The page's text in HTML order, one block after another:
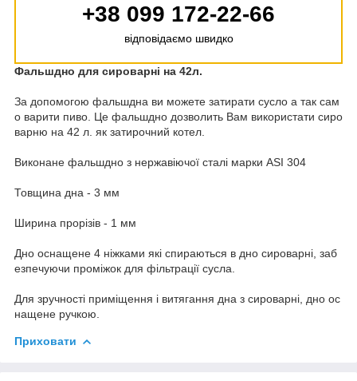
+38 099 172-22-66
відповідаємо швидко
Фальшдно для сироварні на 42л.
За допомогою фальшдна ви можете затирати сусло а так сам
о варити пиво. Це фальшдно дозволить Вам використати сиро
варню на 42 л. як затирочний котел.
Виконане фальшдно з нержавіючої сталі марки ASI 304
Товщина дна - 3 мм
Ширина прорізів - 1 мм
Дно оснащене 4 ніжками які спираються в дно сироварні, заб
езпечуючи проміжок для фільтрації сусла.
Для зручності приміщення і витягання дна з сироварні, дно ос
нащене ручкою.
Приховати